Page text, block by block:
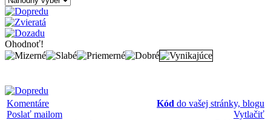
Ohodnoť!
Komentáre
Poslať mailom
Kód do vašej stránky, blogu
Vytlačiť